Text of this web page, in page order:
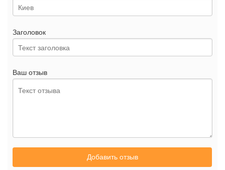
Заголовок
Ваш отзыв
Добавить отзыв